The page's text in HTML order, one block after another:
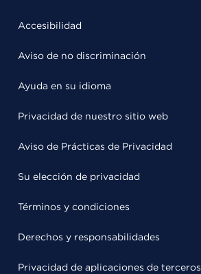
Accesibilidad
Aviso de no discriminación
Ayuda en su idioma
Privacidad de nuestro sitio web
Aviso de Prácticas de Privacidad
Su elección de privacidad
Términos y condiciones
Derechos y responsabilidades
Privacidad de aplicaciones de terceros